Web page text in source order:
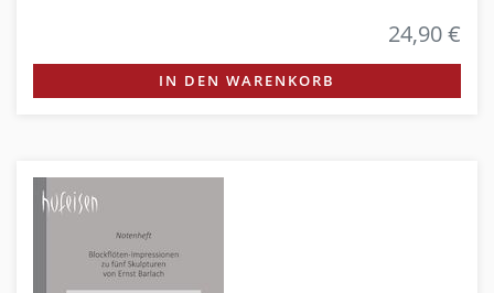
24,90 €
IN DEN WARENKORB